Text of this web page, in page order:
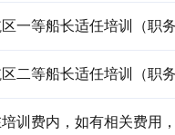
一等船长适任培训（职
二等船长适任培训（职
训费内，如有相关费用